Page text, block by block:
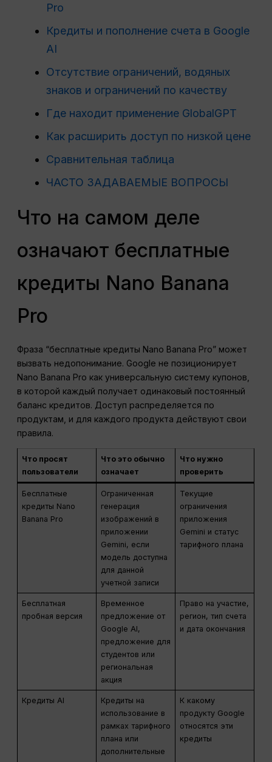
Pro
Кредиты и пополнение счета в Google
AI
Отсутствие ограничений, водяных
знаков и ограничений по качеству
Где находит применение GlobalGPT
Как расширить доступ по низкой цене
Сравнительная таблица
ЧАСТО ЗАДАВАЕМЫЕ ВОПРОСЫ
Что на самом деле
означают бесплатные
кредиты Nano Banana
Pro
Фраза “бесплатные кредиты Nano Banana Pro” может
вызвать недопонимание. Google не позиционирует
Nano Banana Pro как универсальную систему купонов,
в которой каждый получает одинаковый постоянный
баланс кредитов. Доступ распределяется по
продуктам, и для каждого продукта действуют свои
правила.
Что просят
пользователи
Что это обычно
означает
Что нужно
проверить
Бесплатные
кредиты Nano
Banana Pro
Ограниченная
генерация
изображений в
приложении
Gemini, если
модель доступна
для данной
учетной записи
Текущие
ограничения
приложения
Gemini и статус
тарифного плана
Бесплатная
пробная версия
Временное
предложение от
Google AI,
предложение для
студентов или
региональная
акция
Право на участие,
регион, тип счета
и дата окончания
Кредиты AI
Кредиты на
использование в
рамках тарифного
плана или
дополнительные
К какому
продукту Google
относятся эти
кредиты